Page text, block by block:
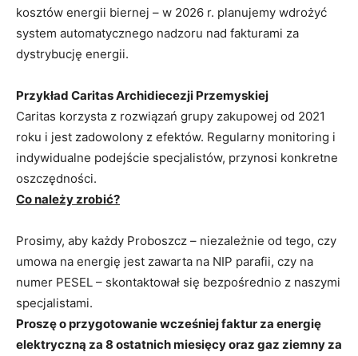
kosztów energii biernej – w 2026 r. planujemy wdrożyć
system automatycznego nadzoru nad fakturami za
dystrybucję energii.
Przykład Caritas Archidiecezji Przemyskiej
Caritas korzysta z rozwiązań grupy zakupowej od 2021
roku i jest zadowolony z efektów. Regularny monitoring i
indywidualne podejście specjalistów, przynosi konkretne
oszczędności.
Co należy zrobić?
Prosimy, aby każdy Proboszcz – niezależnie od tego, czy
umowa na energię jest zawarta na NIP parafii, czy na
numer PESEL – skontaktował się bezpośrednio z naszymi
specjalistami.
Proszę o przygotowanie wcześniej faktur za energię
elektryczną za 8 ostatnich miesięcy oraz gaz ziemny za